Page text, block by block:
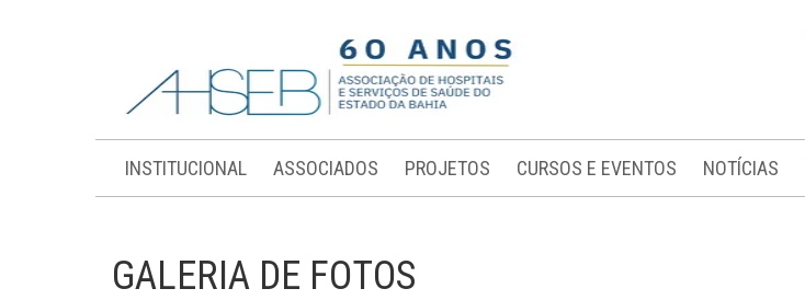
INSTITUCIONAL ASSOCIADOS PROJETOS CURSOS E EVENTOS NOTÍCIAS
GALERIA DE FOTOS